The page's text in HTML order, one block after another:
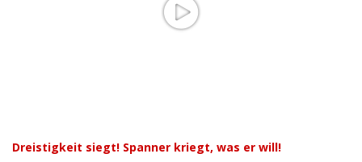
Dreistigkeit siegt! Spanner kriegt, was er will!